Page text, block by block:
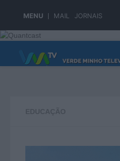
MENU MAIL JORNAIS
Skip to content